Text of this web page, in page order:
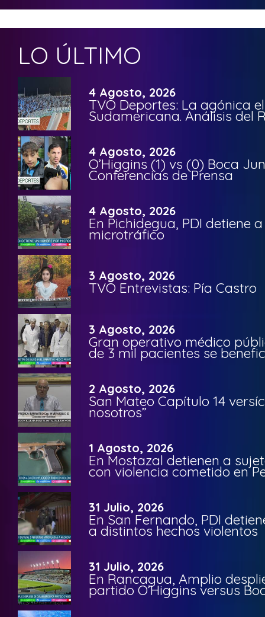
LO ÚLTIMO
4 Agosto, 2026
TVO Deportes: La agónica
Sudamericana. Análisis del
4 Agosto, 2026
O’Higgins (1) vs (0) Boca
Conferencias de Prensa
4 Agosto, 2026
En Pichidegua, PDI detiene
microtráfico
3 Agosto, 2026
TVO Entrevistas: Pía Castro
3 Agosto, 2026
Gran operativo médico
de 3 mil pacientes se
2 Agosto, 2026
San Mateo Capítulo 14
nosotros”
1 Agosto, 2026
En Mostazal detienen a
con violencia cometido en
31 Julio, 2026
En San Fernando, PDI
a distintos hechos violentos
31 Julio, 2026
En Rancagua, Amplio
partido O’Higgins versus